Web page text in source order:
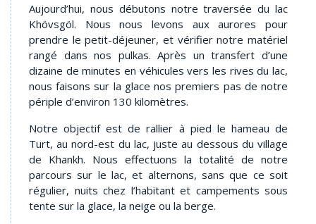
Aujourd’hui, nous débutons notre traversée du lac
Khövsgöl. Nous nous levons aux aurores pour
prendre le petit-déjeuner, et vérifier notre matériel
rangé dans nos pulkas. Après un transfert d’une
dizaine de minutes en véhicules vers les rives du lac,
nous faisons sur la glace nos premiers pas de notre
périple d’environ 130 kilomètres.
Notre objectif est de rallier à pied le hameau de
Turt, au nord-est du lac, juste au dessous du village
de Khankh. Nous effectuons la totalité de notre
parcours sur le lac, et alternons, sans que ce soit
régulier, nuits chez l’habitant et campements sous
tente sur la glace, la neige ou la berge.